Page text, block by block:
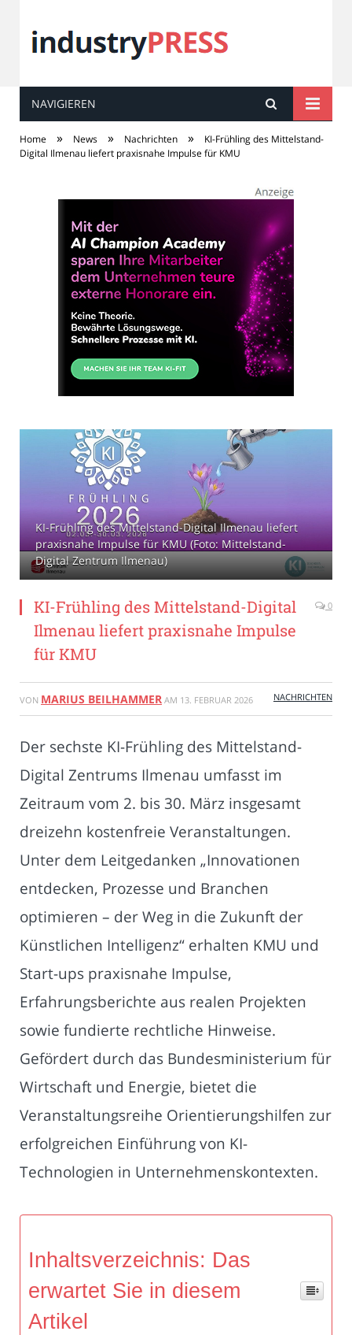
industryPRESS
NAVIGIEREN
Home » News » Nachrichten »
KI-Frühling des Mittelstand-
Digital Ilmenau liefert praxisnahe Impulse für KMU
KI-Frühling des Mittelstand-Digital Ilmenau liefert
praxisnahe Impulse für KMU (Foto: Mittelstand-
Digital Zentrum Ilmenau)
KI-Frühling des Mittelstand-Digital
Ilmenau liefert praxisnahe Impulse
für KMU
0
VON MARIUS BEILHAMMER AM 13. FEBRUAR 2026 NACHRICHTEN
Der sechste KI-Frühling des Mittelstand-
Digital Zentrums Ilmenau umfasst im
Zeitraum vom 2. bis 30. März insgesamt
dreizehn kostenfreie Veranstaltungen.
Unter dem Leitgedanken „Innovationen
entdecken, Prozesse und Branchen
optimieren – der Weg in die Zukunft der
Künstlichen Intelligenz“ erhalten KMU und
Start-ups praxisnahe Impulse,
Erfahrungsberichte aus realen Projekten
sowie fundierte rechtliche Hinweise.
Gefördert durch das Bundesministerium für
Wirtschaft und Energie, bietet die
Veranstaltungsreihe Orientierungshilfen zur
erfolgreichen Einführung von KI-
Technologien in Unternehmenskontexten.
Inhaltsverzeichnis: Das
erwartet Sie in diesem
Artikel